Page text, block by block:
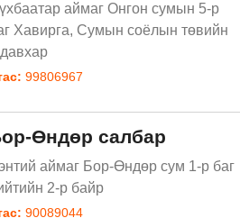
аймаг Онгон сумын 5-р
Хавирга, Сумын соёлын төвийн
99806967
Өндөр салбар
аймаг Бор-Өндөр сум 1-р баг
2-р байр
90089044